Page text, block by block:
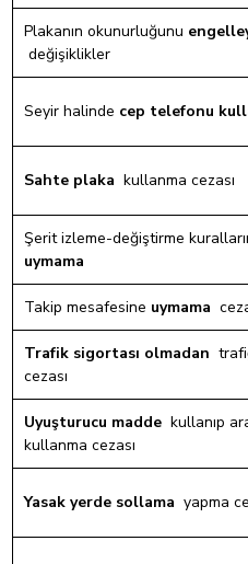
Plakanın okunurluğunu
değişiklikler
Seyir halinde cep telefonu
Sahte plakakullanma cezası
Şerit izleme-değiştirme
uymama
Takip mesafesine uymama
Trafik sigortası olmadan
cezası
Uyuşturucu maddekullanıp
kullanma cezası
Yasak yerde sollamayapma